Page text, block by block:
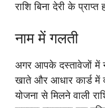
राशि बिना देरी के प्राप्त
नाम में गलती
अगर आपके दस्तावेजों में
खाते और आधार कार्ड में
योजना से मिलने वाली